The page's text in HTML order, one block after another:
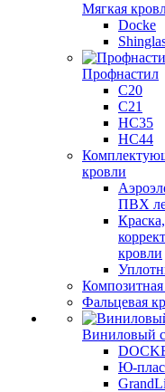
Мягкая
Docke
Профнастил
C20
C21
НС35
НС44
кровли
ПВХ
Краска,
кровли
Фальцевая
Виниловый
Ю-